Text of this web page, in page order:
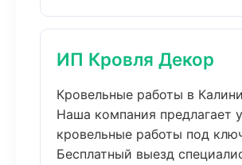
ИП Кровля Декор
Кровельные работы в
Наша компания предлагает
кровельные работы под
Бесплатный выезд